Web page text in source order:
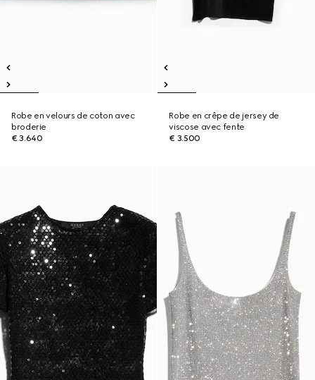
Robe en velours de coton avec
broderie
€ 3.640
Robe en crêpe de jersey de
viscose avec fente
€ 3.500